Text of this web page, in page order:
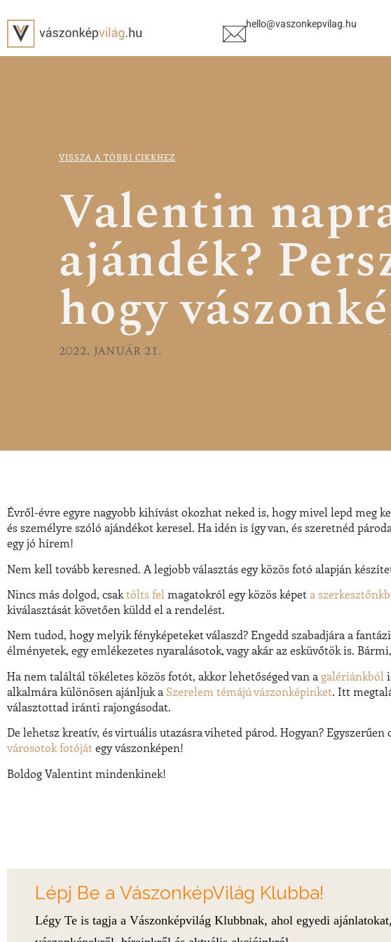
hello@vaszonkepvilag.hu
VISSZA A TÖBBI CIKKHEZ
Valentin
ajándék?
hogy
2022. január 21.
Évről-évre egyre nagyobb kihívást okozhat neked is, hogymivel lepd meg
ésszemélyre szóló ajándékot keresel. Ha idén is így van, és szeretnéd
egy jó hírem!
Nem kell tovább keresned. A legjobb választás egyközös fotó alapján
Nincs más dolgod, csaktölts fel magatokról egy közös képet a
kiválasztását követően küldd el a rendelést.
Nem tudod, hogy melyik fényképeteket válaszd? Engedd szabadjára a
élményetek, egy emlékezetes nyaralásotok, vagy akár az esküvőtök is.
Ha nem találtál tökéletes közös fotót, akkor lehetőséged van a galériánkból
alkalmára különösen ajánljuk a Szerelem témájú vászonképinket. Itt
választottad iránti rajongásodat.
De lehetsz kreatív, és virtuális utazásra viheted párod. Hogyan?
városotok fotóját egyvászonképen!
Boldog Valentint mindenkinek!
Lépj Be a VászonképVilág Klubba!
Légy Te is tagja a Vászonképvilág Klubbnak, ahol egyedi